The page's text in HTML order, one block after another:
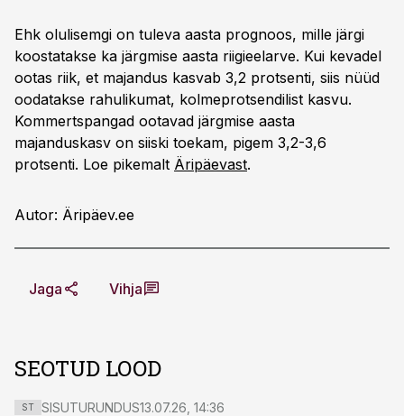
Ehk olulisemgi on tuleva aasta prognoos, mille järgi
koostatakse ka järgmise aasta riigieelarve. Kui kevadel
ootas riik, et majandus kasvab 3,2 protsenti, siis nüüd
oodatakse rahulikumat, kolmeprotsendilist kasvu.
Kommertspangad ootavad järgmise aasta
majanduskasv on siiski toekam, pigem 3,2-3,6
protsenti. Loe pikemalt Äripäevast.
Autor: Äripäev.ee
Jaga Vihja
SEOTUD LOOD
ST SISUTURUNDUS13.07.26, 14:36